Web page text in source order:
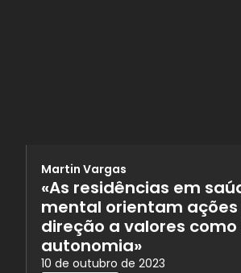
Martin Vargas
«As residências em
mental orientam ações
direção a valores como
autonomia»
10 de outubro de 2023